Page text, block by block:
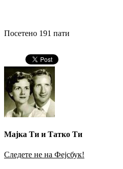
Посетено 191 пати
Мајка Ти и Татко Ти
Следете не на Фејсбук!